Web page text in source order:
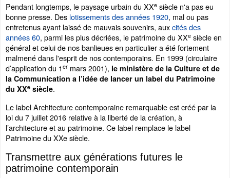
Pendant longtemps, le paysage urbain du XXe siècle n'a pas eu
bonne presse. Des lotissements des années 1920, mal ou pas
entretenus ayant laissé de mauvais souvenirs, auxcités des
années 60, parmi les plus décriées, le patrimoine du XXe siècle en
général et celui de nos banlieues en particulier a été fortement
malmené dans l'esprit de nos contemporains. En 1999 (circulaire
d’application du 1 er mars 2001), le ministère de la Culture et de
la Communication a l’idée de lancer un label du Patrimoine
du XXe siècle.
Le label Architecture contemporaine remarquable est créé par la
loi du 7 juillet 2016 relative à la liberté de la création, à
l’architecture et au patrimoine. Ce label remplace le label
Patrimoine du XXe siècle.
Transmettre aux générations futures le
patrimoine contemporain